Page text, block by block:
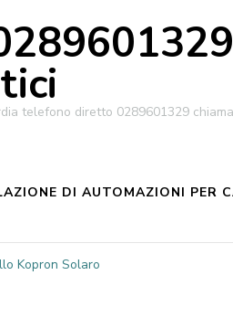
telefono diretto 0289601329 chiama
DI AUTOMAZIONI PER
Kopron Solaro